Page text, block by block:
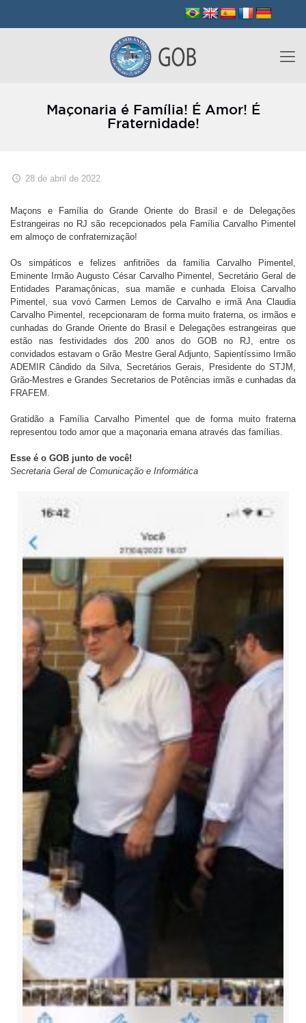
Maçonaria é Família! É Amor! É
Fraternidade!
28 de abril de 2022
Maçons e Família do Grande Oriente do Brasil e de Delegações
Estrangeiras no RJ são recepcionados pela Família Carvalho Pimentel
em almoço de confraternização!
Os simpáticos e felizes anfitriões da família Carvalho Pimentel,
Eminente Irmão Augusto César Carvalho Pimentel, Secretário Geral de
Entidades Paramaçônicas, sua mamãe e cunhada Eloisa Carvalho
Pimentel, sua vovó Carmen Lemos de Carvalho e irmã Ana Claudia
Carvalho Pimentel, recepcionaram de forma muito fraterna, os irmãos e
cunhadas do Grande Oriente do Brasil e Delegações estrangeiras que
estão nas festividades dos 200 anos do GOB no RJ, entre os
convidados estavam o Grão Mestre Geral Adjunto, Sapientíssimo Irmão
ADEMIR Cândido da Silva, Secretários Gerais, Presidente do STJM,
Grão-Mestres e Grandes Secretarios de Potências irmãs e cunhadas da
FRAFEM.
Gratidão a Família Carvalho Pimentel que de forma muito fraterna
representou todo amor que a maçonaria emana através das famílias.
Esse é o GOB junto de você!
Secretaria Geral de Comunicação e Informática